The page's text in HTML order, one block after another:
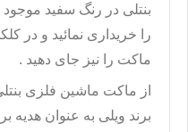
بنتلی در رنگ سفید موجود
را خریداری نمائید و در
ماکت را نیز جای دهید .
از ماکت ماشین فلزی
برند ویلی به عنوان هدیه